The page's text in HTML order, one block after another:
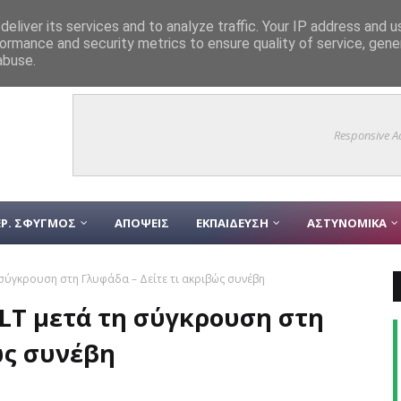
Ελλάδα: Κοινωνική αφύπνιση ή ιδεολογικό «σκιάχτρο»; (video)
Responsive
ΣΦΥΓΜΟΣ ΑΠΟΨΕΙΣ ΕΚΠΑΙΔΕΥΣΗ ΑΣΤΥΝΟΜΙΚΑ
στη Γλυφάδα – Δείτε τι ακριβώς συνέβη
μετά τη σύγκρουση στη
συνέβη
its services and to analyze traffic. Your IP address and
and security metrics to ensure quality of service,